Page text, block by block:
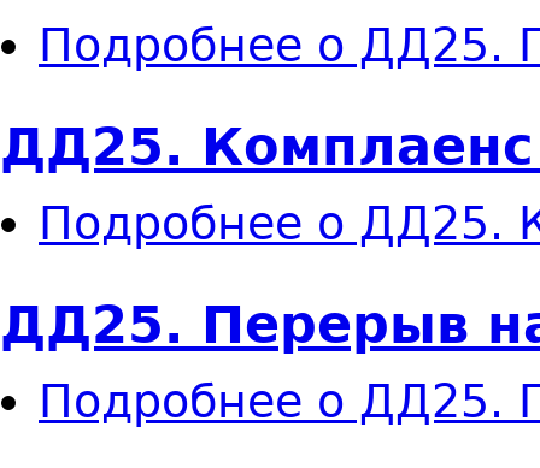
Подробнее о ДД25.
ДД25.
Подробнее о ДД25.
ДД25. Перерыв
Подробнее о ДД25.